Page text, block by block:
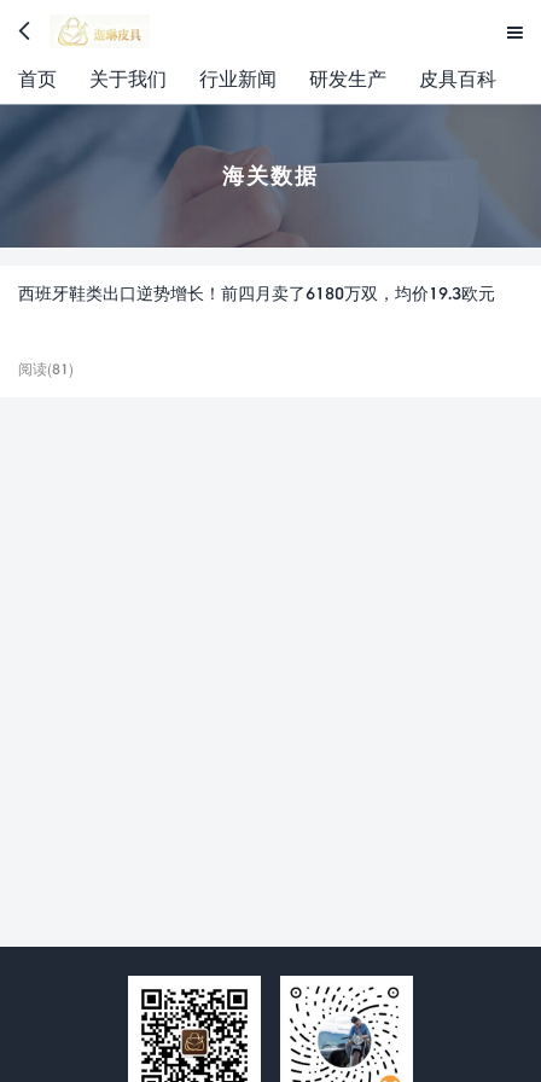
 
首页 关于我们 行业新闻 研发生产 皮具百科
海关数据
西班牙鞋类出口逆势增长！前四月卖了6180万双，均价19.3欧元
阅读(81)